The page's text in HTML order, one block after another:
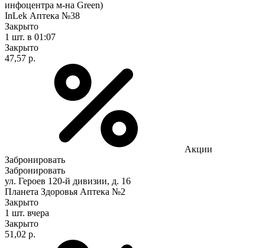
инфоцентра м-на Green)
InLek Аптека №38
Закрыто
1 шт. в 01:07
Закрыто
47,57 р.
Акции
Забронировать
Забронировать
ул. Героев 120-й дивизии, д. 16
Планета Здоровья Аптека №2
Закрыто
1 шт. вчера
Закрыто
51,02 р.